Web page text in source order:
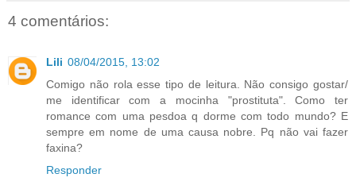
4 comentários:
Lili 08/04/2015, 13:02
Comigo não rola esse tipo de leitura. Não consigo gostar/
me identificar com a mocinha "prostituta". Como ter
romance com uma pesdoa q dorme com todo mundo? E
sempre em nome de uma causa nobre. Pq não vai fazer
faxina?
Responder